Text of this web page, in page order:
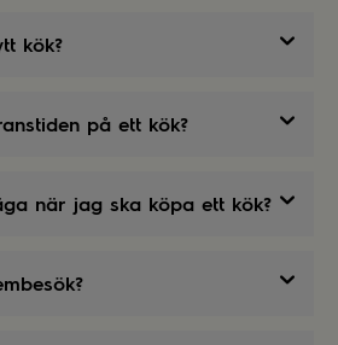
kök?
på ett kök?
när jag ska köpa ett kök?